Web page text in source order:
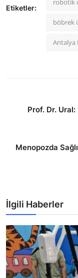
Etiketler:
robotik
böbrek
Antalya
Prof. Dr.
Menopozda
İlgili Haberler